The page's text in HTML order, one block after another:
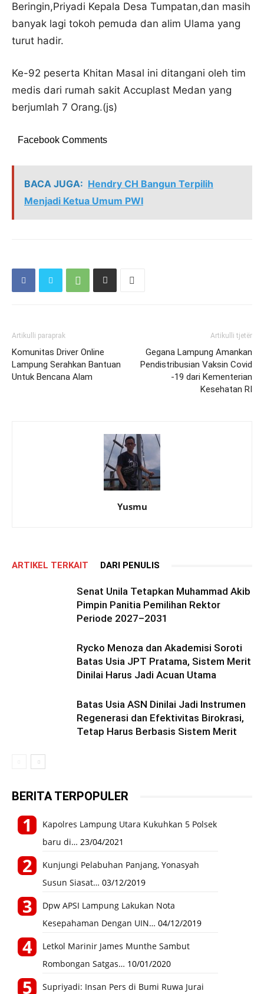
Beringin,Priyadi Kepala Desa Tumpatan,dan masih
banyak lagi tokoh pemuda dan alim Ulama yang
turut hadir.
Ke-92 peserta Khitan Masal ini ditangani oleh tim
medis dari rumah sakit Accuplast Medan yang
berjumlah 7 Orang.(js)
Facebook Comments
BACA JUGA: Hendry CH Bangun Terpilih
Menjadi Ketua Umum PWI
Artikulli paraprak
Komunitas Driver Online
Lampung Serahkan Bantuan
Untuk Bencana Alam
Artikulli tjetër
Gegana Lampung Amankan
Pendistribusian Vaksin Covid
-19 dari Kementerian
Kesehatan RI
Yusmu
ARTIKEL TERKAIT DARI PENULIS
Senat Unila Tetapkan Muhammad Akib
Pimpin Panitia Pemilihan Rektor
Periode 2027–2031
Rycko Menoza dan Akademisi Soroti
Batas Usia JPT Pratama, Sistem Merit
Dinilai Harus Jadi Acuan Utama
Batas Usia ASN Dinilai Jadi Instrumen
Regenerasi dan Efektivitas Birokrasi,
Tetap Harus Berbasis Sistem Merit
BERITA TERPOPULER
Kapolres Lampung Utara Kukuhkan 5 Polsek
baru di… 23/04/2021
Kunjungi Pelabuhan Panjang, Yonasyah
Susun Siasat… 03/12/2019
Dpw APSI Lampung Lakukan Nota
Kesepahaman Dengan UIN… 04/12/2019
Letkol Marinir James Munthe Sambut
Rombongan Satgas… 10/01/2020
Supriyadi: Insan Pers di Bumi Ruwa Jurai